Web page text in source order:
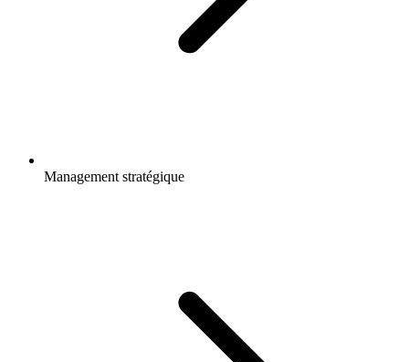
Management stratégique